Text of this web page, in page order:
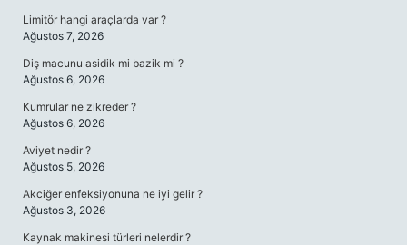
Limitör hangi araçlarda var ?
Ağustos 7, 2026
Diş macunu asidik mi bazik mi ?
Ağustos 6, 2026
Kumrular ne zikreder ?
Ağustos 6, 2026
Aviyet nedir ?
Ağustos 5, 2026
Akciğer enfeksiyonuna ne iyi gelir ?
Ağustos 3, 2026
Kaynak makinesi türleri nelerdir ?